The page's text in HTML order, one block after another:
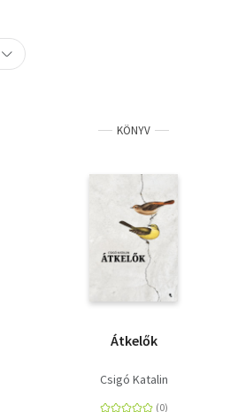
KÖNYV
Átkelők
Csigó Katalin